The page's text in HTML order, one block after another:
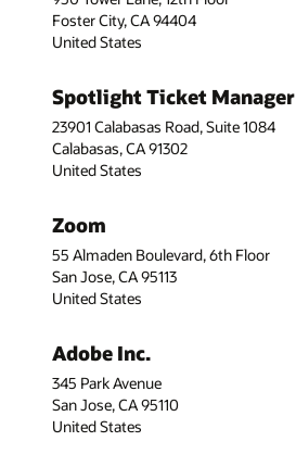
Foster City, CA 94404
United States
Spotlight Ticket Manager
23901 Calabasas Road, Suite 1084
Calabasas, CA 91302
United States
Zoom
55 Almaden Boulevard, 6th Floor
San Jose, CA 95113
United States
Adobe Inc.
345 Park Avenue
San Jose, CA 95110
United States